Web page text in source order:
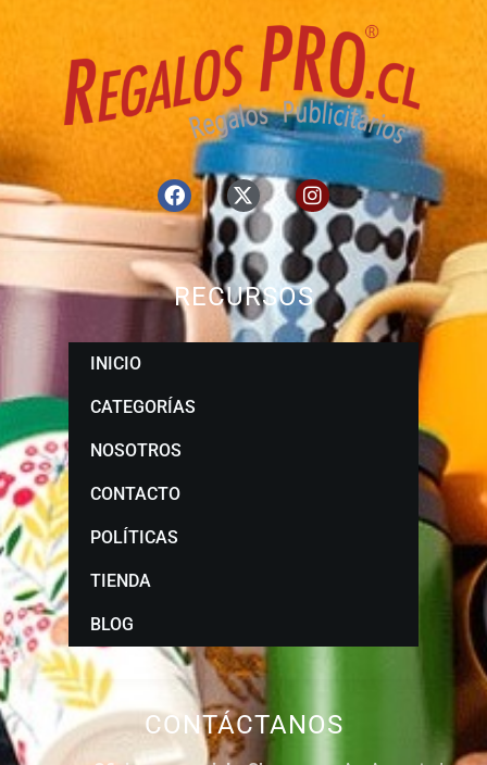
CONTÁCTANOS
RECURSOS
INICIO
CATEGORÍAS
NOSOTROS
CONTACTO
POLÍTICAS
TIENDA
BLOG